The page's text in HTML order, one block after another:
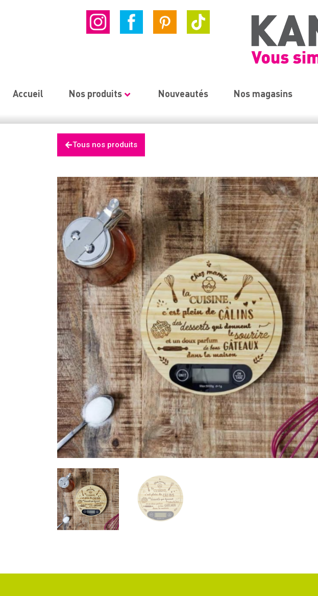
Accueil Nos produits Nouveautés Nos magasins
Tous nos produits